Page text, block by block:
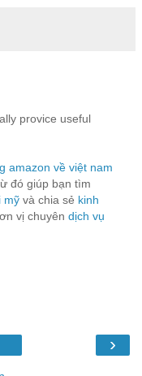
provice useful
amazon về việt nam
đó giúp bạn tìm
mỹ và chia sẻ kinh
vị chuyên dịch vụ
›